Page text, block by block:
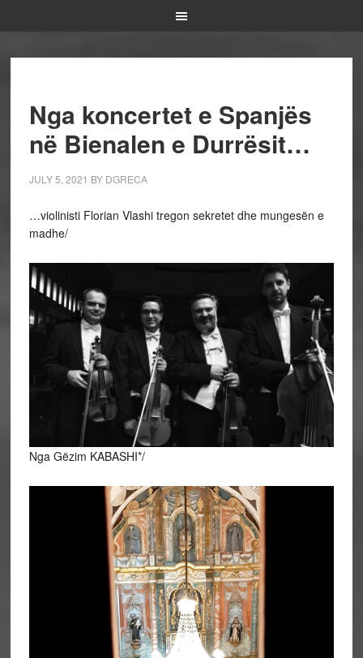
Nga koncertet e Spanjës
në Bienalen e Durrësit…
JULY 5, 2021 BY DGRECA
…violinisti Florian Vlashi tregon sekretet dhe mungesën e
madhe/
Nga Gëzim KABASHI*/